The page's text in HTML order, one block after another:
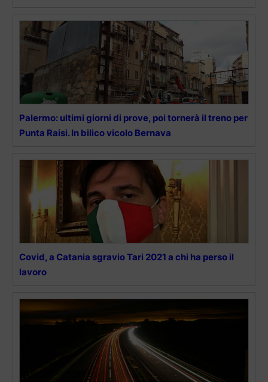
Palermo: ultimi giorni di prove, poi tornerà il treno per
Punta Raisi. In bilico vicolo Bernava
Covid, a Catania sgravio Tari 2021 a chi ha perso il
lavoro